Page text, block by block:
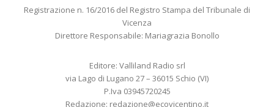
Registrazione n. 16/2016 del Registro Stampa del Tribunale di
Vicenza
Direttore Responsabile: Mariagrazia Bonollo
Editore: Valliland Radio srl
via Lago di Lugano 27 – 36015 Schio (VI)
P.Iva 03945720245
Redazione: redazione@ecovicentino.it